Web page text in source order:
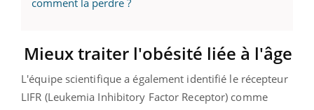
Mieux traiter l'obésité liée à l'âge
L'équipe scientifique a également identifié le récepteur
LIFR (Leukemia Inhibitory Factor Receptor) comme